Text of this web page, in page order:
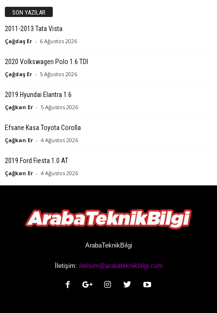
SON YAZILAR
2011-2013 Tata Vista
Çağdaş Er - 6 Ağustos 2026
2020 Volkswagen Polo 1.6 TDI
Çağdaş Er - 5 Ağustos 2026
2019 Hyundai Elantra 1.6
Çağkan Er - 5 Ağustos 2026
Efsane Kasa Toyota Corolla
Çağkan Er - 4 Ağustos 2026
2019 Ford Fiesta 1.0 AT
Çağkan Er - 4 Ağustos 2026
ArabaTeknikBilgi
İletişim: iletisim@arabateknikbilgi.com